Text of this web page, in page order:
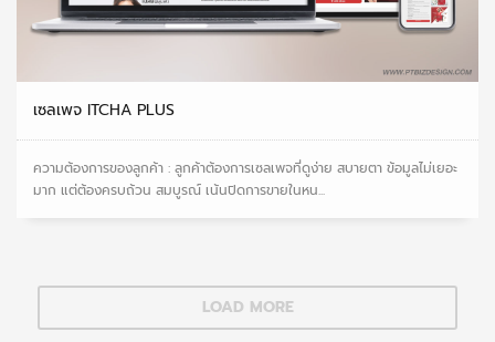
เซลเพจ ITCHA PLUS
ความต้องการของลูกค้า : ลูกค้าต้องการเซลเพจที่ดูง่าย สบายตา ข้อมูลไม่เยอะ
มาก แต่ต้องครบถ้วน สมบูรณ์ เน้นปิดการขายในหน...
LOAD MORE